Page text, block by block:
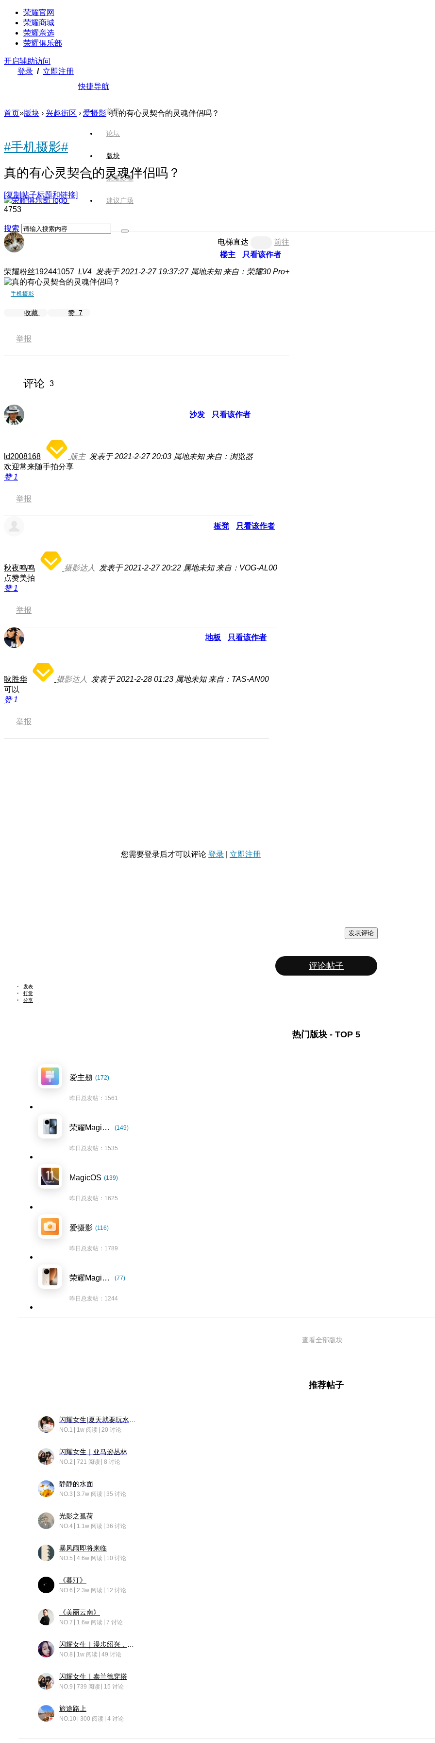
荣耀官网
荣耀商城
荣耀亲选
荣耀俱乐部
开启辅助访问
登录 / 立即注册
快捷导航
首页
论坛
版块
荣耀影像
建议广场
搜索
首页»版块 › 兴趣街区 › 爱摄影 ›真的有心灵契合的灵魂伴侣吗？
#手机摄影#
真的有心灵契合的灵魂伴侣吗？
[复制帖子标题和链接]
4753
电梯直达
前往
楼主
只看该作者
荣耀粉丝192441057 LV4 发表于 2021-2-27 19:37:27 属地未知 来自：荣耀30 Pro+
手机摄影
收藏 赞 7
举报
评论 3
沙发 只看该作者
ld2008168 版主 发表于 2021-2-27 20:03 属地未知 来自：浏览器
欢迎常来随手拍分享
赞1
举报
板凳 只看该作者
秋夜鸣鸣 摄影达人 发表于 2021-2-27 20:22 属地未知 来自：VOG-AL00
点赞美拍
赞1
举报
地板 只看该作者
耿胜华 摄影达人 发表于 2021-2-28 01:23 属地未知 来自：TAS-AN00
可以
赞1
举报
您需要登录后才可以评论 登录 立即注册
发表评论
评论帖子
发表
打赏
分享
热门版块 - TOP 5
爱主题 (172)
昨日总发帖：1561
荣耀Magic7系列 (149)
昨日总发帖：1535
MagicOS (139)
昨日总发帖：1625
爱摄影 (116)
昨日总发帖：1789
荣耀Magic8系列 (77)
昨日总发帖：1244
查看全部版块
推荐帖子
NO.1 1w 阅读 20 讨论
闪耀女生｜亚马逊丛林
NO.2 721 阅读 8 讨论
静静的水面
NO.3 3.7w 阅读 35 讨论
光影之孤荷
NO.4 1.1w 阅读 36 讨论
暴风雨即将来临
NO.5 4.6w 阅读 10 讨论
《暮汀》
NO.6 2.3w 阅读 12 讨论
《美丽云南》
NO.7 1.6w 阅读 7 讨论
NO.8 1w 阅读 49 讨论
闪耀女生｜泰兰德穿搭
NO.9 739 阅读 15 讨论
旅途路上
NO.10 300 阅读 4 讨论